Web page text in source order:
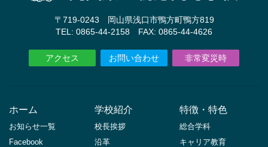
〒719-0243 岡山県浅口市鴨方町鴨方819
TEL: 0865-44-2158 FAX: 0865-44-4626
アクセス お問い合わせ 非常変災時
ホーム
お知らせ一覧
Facebook
学校紹介
校長挨拶
沿革
特徴・特色
総合学科
キャリア教育